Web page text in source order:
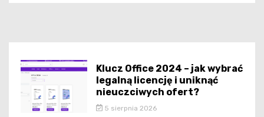
Klucz Office 2024 – jak wybrać
legalną licencję i uniknąć
nieuczciwych ofert?
5 sierpnia 2026